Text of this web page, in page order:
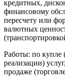
кредитных,
финансовому
пересчету или
валютных
Работы: по купле
реализации)
продаже